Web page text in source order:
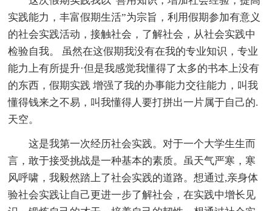
实践能力，丰富假期生活”为宗旨，利用假期参加有意义
的社会实践活动，接触社会，了解社会，从社会实践中
检验自我。 虽然在这假期我没有在我的专业知识，专业
能力上有所提升·但是我感觉我懂得了太多的书本上没有
的东西，假期实践 增强了我的办事能力交往能力，叫我
懂得钱来之不易，叫我懂得人要打拼出一片属于自己的.
天空。
这是我第一次经历社会实践。对于一个大学生生而
言，敢于接受挑战是一种基本的素质。虽天气严寒，寒
风呼啸，我毅然踏上了社会实践的道路。想通过,亲身体
验社会实践让自己更进一步了解社会，在实践中增长见